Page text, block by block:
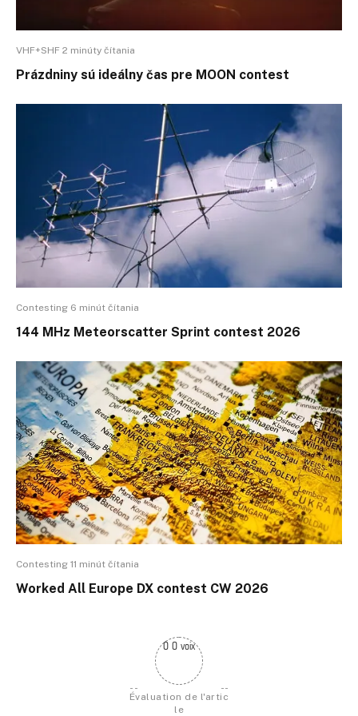
VHF+SHF 2 minúty čítania
Prázdniny sú ideálny čas pre MOON contest
Contesting 6 minút čítania
144 MHz Meteorscatter Sprint contest 2026
Contesting 11 minút čítania
Worked All Europe DX contest CW 2026
0 0 voix
Évaluation de l'artic
le